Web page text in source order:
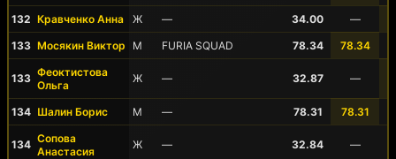
132 Кравченко Анна Ж — 34.00 —
133 Мосякин Виктор М FURIA SQUAD 78.34 78.34
133 Феоктистова
Ольга
Ж — 32.87 —
134 Шалин Борис М — 78.31 78.31
134 Сопова
Анастасия
Ж — 32.84 —